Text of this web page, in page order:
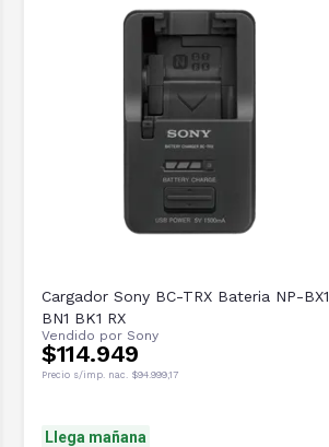
Cargador Sony BC-TRX Bateria NP-BX1
BN1 BK1 RX
Vendido por Sony
$114.949
Precio s/imp. nac. $94.999,17
Llega mañana